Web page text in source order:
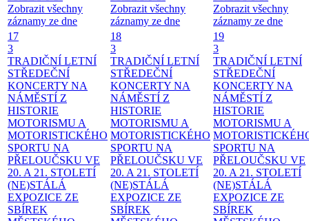
Zobrazit všechny
záznamy ze dne
Zobrazit všechny
záznamy ze dne
Zobrazit všechny
záznamy ze dne
17
3
TRADIČNÍ LETNÍ
STŘEDEČNÍ
KONCERTY NA
NÁMĚSTÍ Z
HISTORIE
MOTORISMU A
MOTORISTICKÉHO
SPORTU NA
PŘELOUČSKU VE
20. A 21. STOLETÍ
(NE)STÁLÁ
EXPOZICE ZE
SBÍREK
18
3
TRADIČNÍ LETNÍ
STŘEDEČNÍ
KONCERTY NA
NÁMĚSTÍ Z
HISTORIE
MOTORISMU A
MOTORISTICKÉHO
SPORTU NA
PŘELOUČSKU VE
20. A 21. STOLETÍ
(NE)STÁLÁ
EXPOZICE ZE
SBÍREK
19
3
TRADIČNÍ LETNÍ
STŘEDEČNÍ
KONCERTY NA
NÁMĚSTÍ Z
HISTORIE
MOTORISMU A
SPORTU NA
PŘELOUČSKU VE
20. A 21. STOLETÍ
(NE)STÁLÁ
EXPOZICE ZE
SBÍREK